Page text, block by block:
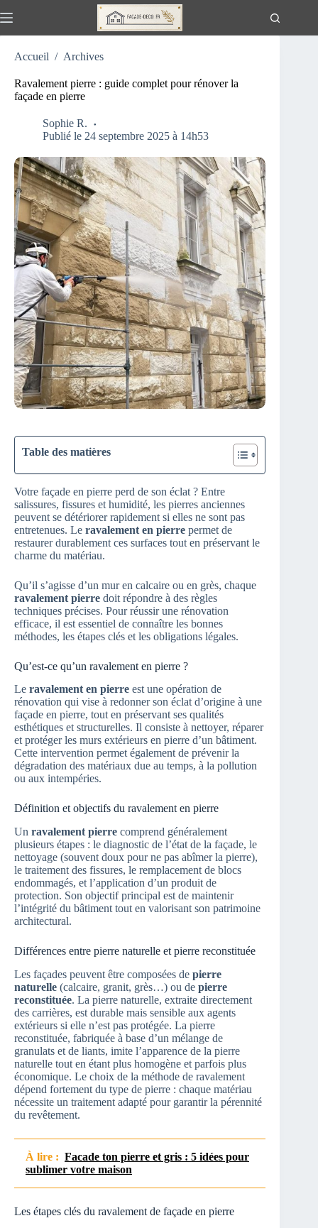
au
Accueil / Archives
Ravalement pierre : guide complet pour rénover la
façade en pierre
Sophie R.
Publié le 24 septembre 2025 à 14h53
Table des matières
Votre façade en pierre perd de son éclat ? Entre
salissures, fissures et humidité, les pierres anciennes
peuvent se détériorer rapidement si elles ne sont pas
entretenues. Le ravalement en pierre permet de
restaurer durablement ces surfaces tout en préservant le
charme du matériau.
Qu’il s’agisse d’un mur en calcaire ou en grès, chaque
ravalement pierre doit répondre à des règles
techniques précises. Pour réussir une rénovation
efficace, il est essentiel de connaître les bonnes
méthodes, les étapes clés et les obligations légales.
Qu’est-ce qu’un ravalement en pierre ?
Le ravalement en pierre est une opération de
rénovation qui vise à redonner son éclat d’origine à une
façade en pierre, tout en préservant ses qualités
esthétiques et structurelles. Il consiste à nettoyer, réparer
et protéger les murs extérieurs en pierre d’un bâtiment.
Cette intervention permet également de prévenir la
dégradation des matériaux due au temps, à la pollution
ou aux intempéries.
Définition et objectifs du ravalement en pierre
Un ravalement pierre comprend généralement
plusieurs étapes : le diagnostic de l’état de la façade, le
nettoyage (souvent doux pour ne pas abîmer la pierre),
le traitement des fissures, le remplacement de blocs
endommagés, et l’application d’un produit de
protection. Son objectif principal est de maintenir
l’intégrité du bâtiment tout en valorisant son patrimoine
architectural.
Différences entre pierre naturelle et pierre reconstituée
Les façades peuvent être composées de pierre
naturelle (calcaire, granit, grès…) ou de pierre
reconstituée. La pierre naturelle, extraite directement
des carrières, est durable mais sensible aux agents
extérieurs si elle n’est pas protégée. La pierre
reconstituée, fabriquée à base d’un mélange de
granulats et de liants, imite l’apparence de la pierre
naturelle tout en étant plus homogène et parfois plus
économique. Le choix de la méthode de ravalement
dépend fortement du type de pierre : chaque matériau
nécessite un traitement adapté pour garantir la pérennité
du revêtement.
À lire : Facade ton pierre et gris : 5 idées pour
sublimer votre maison
Les étapes clés du ravalement de façade en pierre